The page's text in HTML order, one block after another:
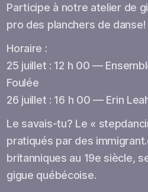
Participe à notre atelier de
pro des planchers de danse!
Horaire :
25 juillet : 12 h 00 —
Foulée
26 juillet : 16 h 00 — Erin
Le savais-tu? Le «
pratiqués par des
britanniques au 19e siècle,
gigue québécoise.